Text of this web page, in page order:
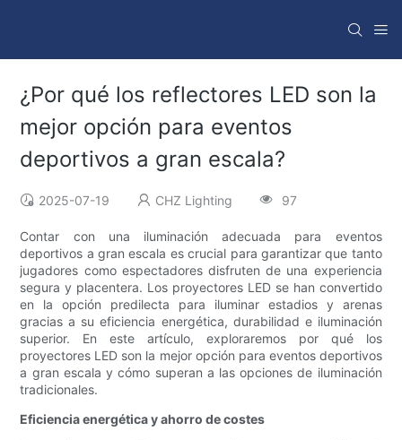
¿Por qué los reflectores LED son la
mejor opción para eventos
deportivos a gran escala?
2025-07-19 CHZ Lighting 97
Contar con una iluminación adecuada para eventos
deportivos a gran escala es crucial para garantizar que tanto
jugadores como espectadores disfruten de una experiencia
segura y placentera. Los proyectores LED se han convertido
en la opción predilecta para iluminar estadios y arenas
gracias a su eficiencia energética, durabilidad e iluminación
superior. En este artículo, exploraremos por qué los
proyectores LED son la mejor opción para eventos deportivos
a gran escala y cómo superan a las opciones de iluminación
tradicionales.
Eficiencia energética y ahorro de costes